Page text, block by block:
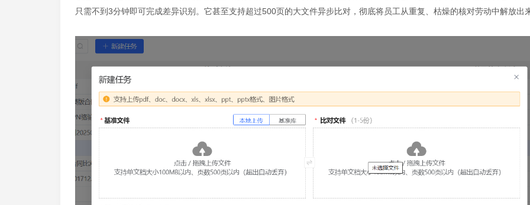
只需不到3分钟即可完成差异识别。它甚至支持超过500页的大文件异步比对，彻底将员工从重复、枯燥的核对劳动中解放出来